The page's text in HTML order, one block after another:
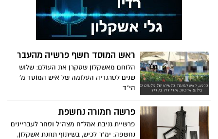
העצמאות, סיפק השנה לא רק רגעים
ממלכתיים ומרגשים – אלא גם כוכבת בלתי
צפויה.
ראש המוסד חשף פרשיה מהעבר
הלוחם מאשקלון שסקרן את העולם: שלוש
שנים לטרגדיה העלומה של איש המוסד מ'
הי"ד
פרשה חמורה נחשפת
פרשיית גניבת אמל"ח מצה"ל וסחר לעבריינים
נחשפה: ימ"ר לכיש, בשיתוף תחנת אשקלון,